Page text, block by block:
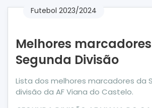
Futebol 2023/2024
Melhores
Segunda Divisão
Lista dos melhores marcadores da
divisão da AF Viana do Castelo.